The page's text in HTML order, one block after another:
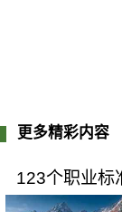
更多精彩内容
123个职业标